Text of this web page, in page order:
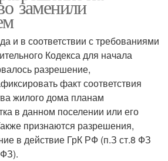
заменили
и в соответствии с требованиями
Кодекса для начала
разрешение,
факт соответствия
жилого дома планам
в данном поселении или его
признаются разрешения,
в действие ГрК РФ (п.З ст.8 ФЗ